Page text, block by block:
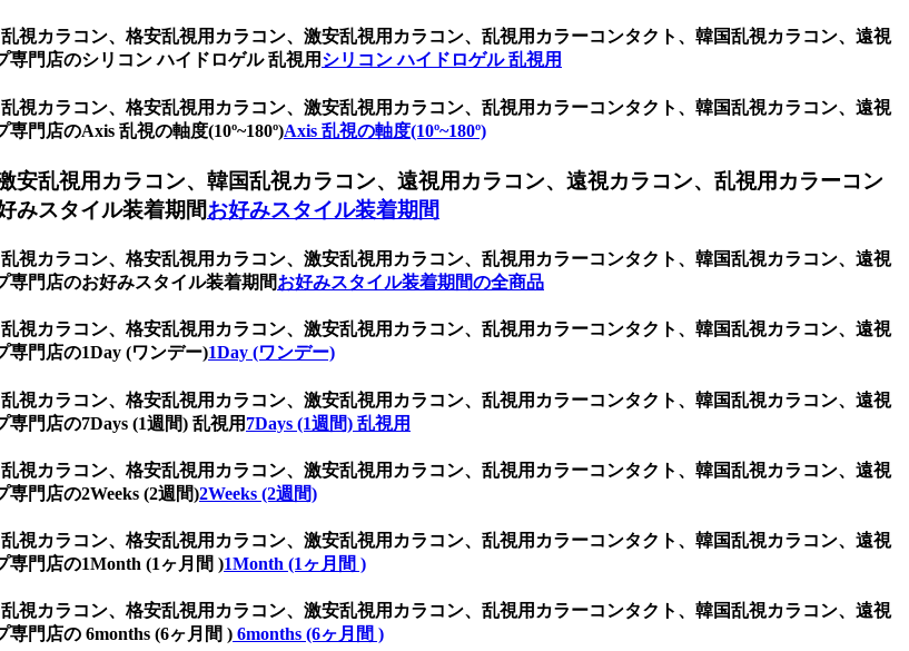
視カラコン、格安乱視用カラコン、激安乱視用カラコン、乱視用カラーコンタクト、韓国乱視カラコン、遠視
門店のシリコン ハイドロゲル 乱視用 シリコン ハイドロゲル 乱視用
視カラコン、格安乱視用カラコン、激安乱視用カラコン、乱視用カラーコンタクト、韓国乱視カラコン、遠視
門店のAxis 乱視の軸度(10º~180º)Axis 乱視の軸度(10º~180º)
乱視用カラコン、韓国乱視カラコン、遠視用カラコン、遠視カラコン、乱視用カラーコン
みスタイル装着期間お好みスタイル装着期間
視カラコン、格安乱視用カラコン、激安乱視用カラコン、乱視用カラーコンタクト、韓国乱視カラコン、遠視
専門店のお好みスタイル装着期間お好みスタイル装着期間の全商品
視カラコン、格安乱視用カラコン、激安乱視用カラコン、乱視用カラーコンタクト、韓国乱視カラコン、遠視
専門店の1Day (ワンデー)1Day (ワンデー)
視カラコン、格安乱視用カラコン、激安乱視用カラコン、乱視用カラーコンタクト、韓国乱視カラコン、遠視
門店の7Days (1週間) 乱視用 7Days (1週間) 乱視用
視カラコン、格安乱視用カラコン、激安乱視用カラコン、乱視用カラーコンタクト、韓国乱視カラコン、遠視
門店の2Weeks (2週間)2Weeks (2週間)
視カラコン、格安乱視用カラコン、激安乱視用カラコン、乱視用カラーコンタクト、韓国乱視カラコン、遠視
専門店の1Month (1ヶ月間 )1Month (1ヶ月間 )
視カラコン、格安乱視用カラコン、激安乱視用カラコン、乱視用カラーコンタクト、韓国乱視カラコン、遠視
門店の 6months (6ヶ月間 ) 6months (6ヶ月間 )